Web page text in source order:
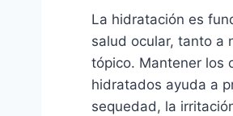
La hidratación es
salud ocular, tanto a
tópico. Mantener los
hidratados ayuda a
sequedad, la